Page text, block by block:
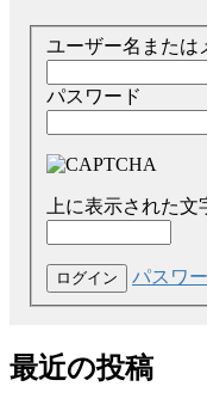
ユーザー名または
パスワード
上に表示された文
パスワ
最近の投稿